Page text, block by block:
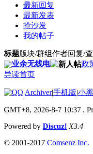
最新回复
最新发表
抢沙发
我的帖子
标题版块/群组作者回复/
业余无线电
政
导读首页
|Archiver|手机版|小
GMT+8, 2026-8-7 10:37 ,
Powered by Discuz! X3.4
© 2001-2017 Comsenz Inc.